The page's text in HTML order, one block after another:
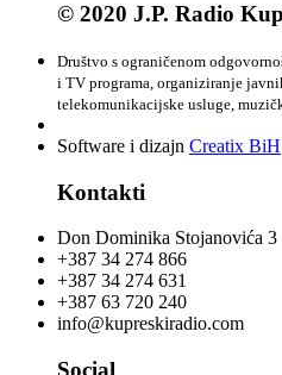
© 2020 J.P. Radio
Društvo s ograničenom
i TV programa, organiziranje
telekomunikacijske usluge,
Software i dizajn Creatix BiH
Kontakti
Don Dominika Stojanovića 3
+387 34 274 866
+387 34 274 631
+387 63 720 240
info@kupreskiradio.com
Social